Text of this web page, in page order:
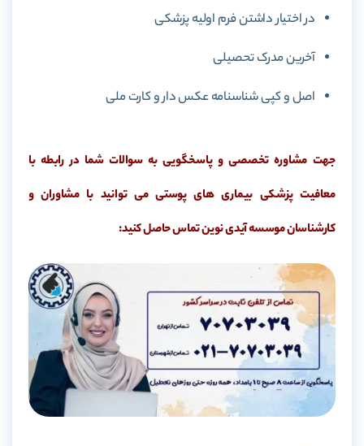
در اختیار داشتن فرم اولیه پزشکی
آخرین مدرک تحصیلی
اصل و کپی شناسنامه عکس دار و کارت ملی
جهت مشاوره تخصصی و پاسخگویی به سوالات شما در رابطه با
معافیت پزشکی بیماری های پوستی می توانید با مشاوران و
کارشناسان موسسه آیدی نوین تماس حاصل کنید: